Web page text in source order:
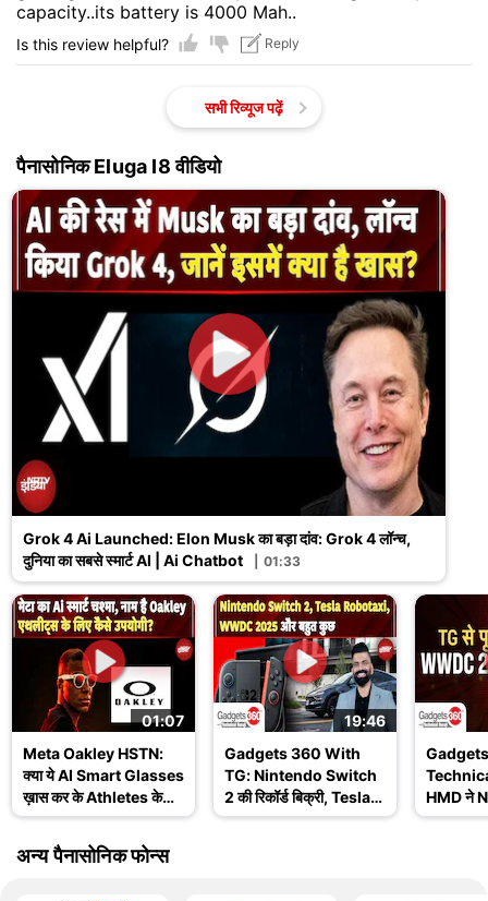
capacity..its battery is 4000 Mah..
Is this review helpful? Reply
सभी रिव्यूज पढ़ें
पैनासोनिक Eluga I8 वीडियो
Grok 4 Ai Launched: Elon Musk का बड़ा दांव: Grok 4 लॉन्च,
दुनिया का सबसे स्मार्ट AI | Ai Chatbot
01:33
01:07
Meta Oakley HSTN:
क्या ये AI Smart Glasses
ख़ास कर के Athletes के
लिए हैं? जानिए इसके
Features
19:46
Gadgets 360 With
TG: Nintendo Switch
2 की रिकॉर्ड बिक्री, Tesla
Robotaxi और WWDC
HMD ने
खत्म
अन्य पैनासोनिक फोन्स